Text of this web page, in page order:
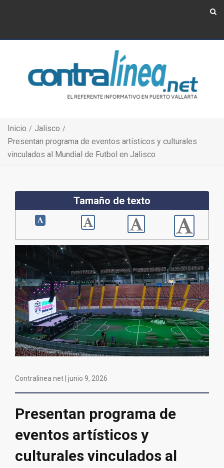
Inicio
Jalisco
Presentan programa de eventos artísticos y culturales
vinculados al Mundial de Futbol en Jalisco
Tamaño de texto
Contralinea net | junio 9, 2026
Presentan programa de
eventos artísticos y
culturales vinculados al